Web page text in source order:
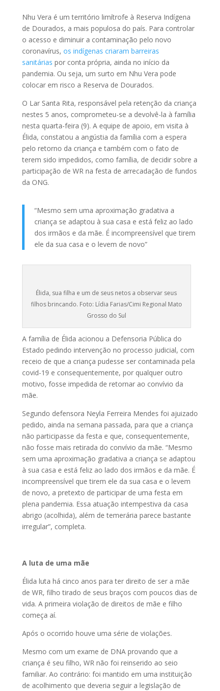
Nhu Vera é um território limítrofe à Reserva Indígena
de Dourados, a mais populosa do país. Para controlar
o acesso e diminuir a contaminação pelo novo
coronavírus, os indígenas criaram barreiras
sanitárias por conta própria, ainda no início da
pandemia. Ou seja, um surto em Nhu Vera pode
colocar em risco a Reserva de Dourados.
O Lar Santa Rita, responsável pela retenção da criança
nestes 5 anos, comprometeu-se a devolvê-la à família
nesta quarta-feira (9). A equipe de apoio, em visita à
Élida, constatou a angústia da família com a espera
pelo retorno da criança e também com o fato de
terem sido impedidos, como família, de decidir sobre a
participação de WR na festa de arrecadação de fundos
da ONG.
“Mesmo sem uma aproximação gradativa a
criança se adaptou à sua casa e está feliz ao lado
dos irmãos e da mãe. É incompreensível que tirem
ele da sua casa e o levem de novo”
Élida, sua filha e um de seus netos a observar seus
filhos brincando. Foto: Lídia Farias/Cimi Regional Mato
Grosso do Sul
A família de Élida acionou a Defensoria Pública do
Estado pedindo intervenção no processo judicial, com
receio de que a criança pudesse ser contaminada pela
covid-19 e consequentemente, por qualquer outro
motivo, fosse impedida de retornar ao convívio da
mãe.
Segundo defensora Neyla Ferreira Mendes foi ajuizado
pedido, ainda na semana passada, para que a criança
não participasse da festa e que, consequentemente,
não fosse mais retirada do convívio da mãe. “Mesmo
sem uma aproximação gradativa a criança se adaptou
à sua casa e está feliz ao lado dos irmãos e da mãe. É
incompreensível que tirem ele da sua casa e o levem
de novo, a pretexto de participar de uma festa em
plena pandemia. Essa atuação intempestiva da casa
abrigo (acolhida), além de temerária parece bastante
irregular”, completa.
A luta de uma mãe
Élida luta há cinco anos para ter direito de ser a mãe
de WR, filho tirado de seus braços com poucos dias de
vida. A primeira violação de direitos de mãe e filho
começa aí.
Após o ocorrido houve uma série de violações.
Mesmo com um exame de DNA provando que a
criança é seu filho, WR não foi reinserido ao seio
familiar. Ao contrário: foi mantido em uma instituição
de acolhimento que deveria seguir a legislação de